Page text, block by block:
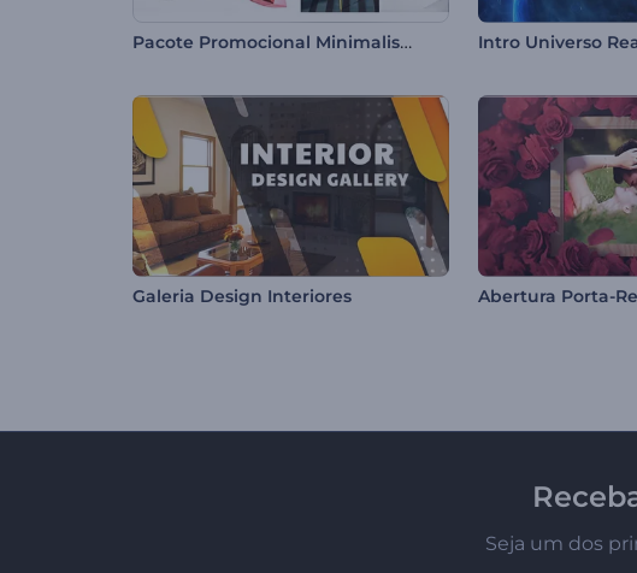
Pacote Promocional Minimalista Intro Universo
Galeria Design Interiores
Seja um dos